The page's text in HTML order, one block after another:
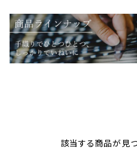
該当する商品が見つ